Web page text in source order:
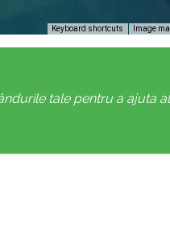
Keyboard shortcuts Image
tale pentru a ajuta